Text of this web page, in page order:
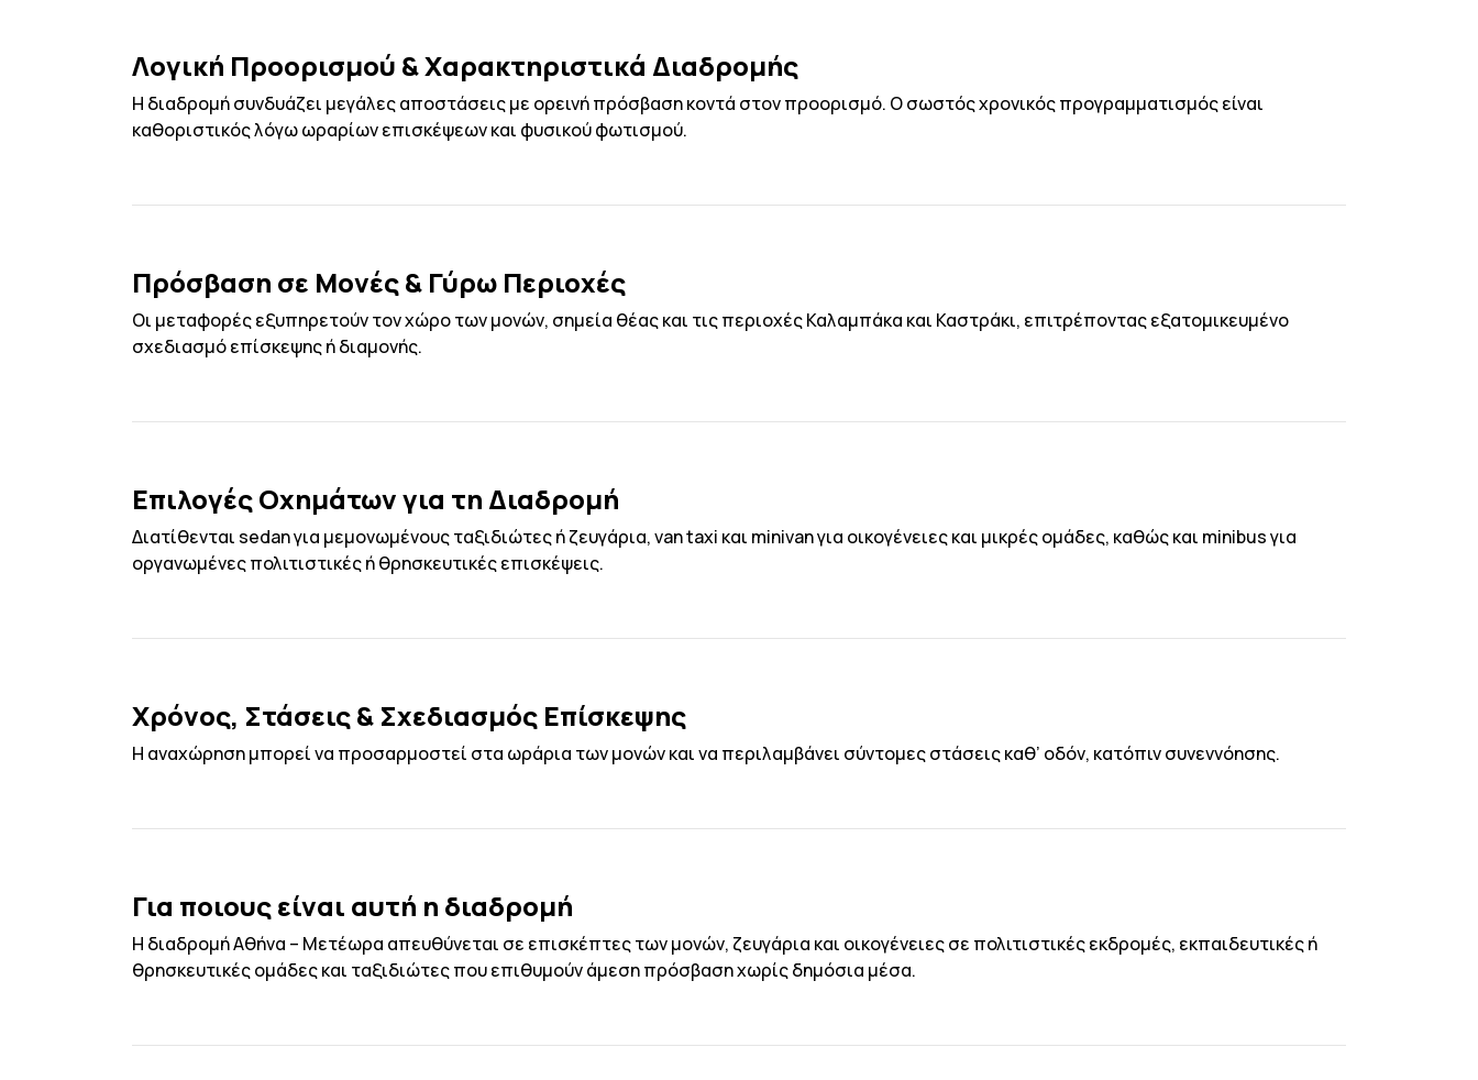
Λογική Προορισμού & Χαρακτηριστικά Διαδρομής
Η διαδρομή συνδυάζει μεγάλες αποστάσεις με ορεινή πρόσβαση κοντά στον προορισμό. Ο σωστός χρονικός προγραμματισμός είναι
καθοριστικός λόγω ωραρίων επισκέψεων και φυσικού φωτισμού.
Πρόσβαση σε Μονές & Γύρω Περιοχές
Οι μεταφορές εξυπηρετούν τον χώρο των μονών, σημεία θέας και τις περιοχές Καλαμπάκα και Καστράκι, επιτρέποντας εξατομικευμένο
σχεδιασμό επίσκεψης ή διαμονής.
Επιλογές Οχημάτων για τη Διαδρομή
Διατίθενται sedan για μεμονωμένους ταξιδιώτες ή ζευγάρια, van taxi και minivan για οικογένειες και μικρές ομάδες, καθώς και minibus για
οργανωμένες πολιτιστικές ή θρησκευτικές επισκέψεις.
Χρόνος, Στάσεις & Σχεδιασμός Επίσκεψης
Η αναχώρηση μπορεί να προσαρμοστεί στα ωράρια των μονών και να περιλαμβάνει σύντομες στάσεις καθ’ οδόν, κατόπιν συνεννόησης.
Για ποιους είναι αυτή η διαδρομή
Η διαδρομή Αθήνα – Μετέωρα απευθύνεται σε επισκέπτες των μονών, ζευγάρια και οικογένειες σε πολιτιστικές εκδρομές, εκπαιδευτικές ή
θρησκευτικές ομάδες και ταξιδιώτες που επιθυμούν άμεση πρόσβαση χωρίς δημόσια μέσα.